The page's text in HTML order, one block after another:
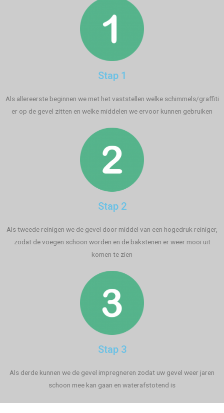
Stap 1
Als allereerste beginnen we met het vaststellen welke schimmels/graffiti
er op de gevel zitten en welke middelen we ervoor kunnen gebruiken
Stap 2
Als tweede reinigen we de gevel door middel van een hogedruk reiniger,
zodat de voegen schoon worden en de bakstenen er weer mooi uit
komen te zien
Stap 3
Als derde kunnen we de gevel impregneren zodat uw gevel weer jaren
schoon mee kan gaan en waterafstotend is